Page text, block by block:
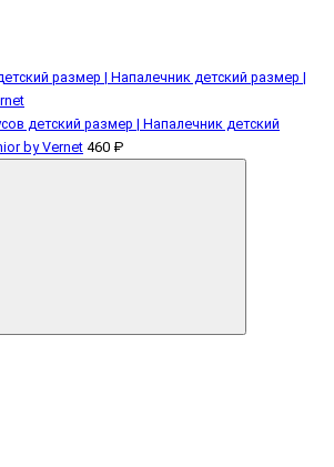
детский размер | Напалечник детский
by Vernet 460 ₽